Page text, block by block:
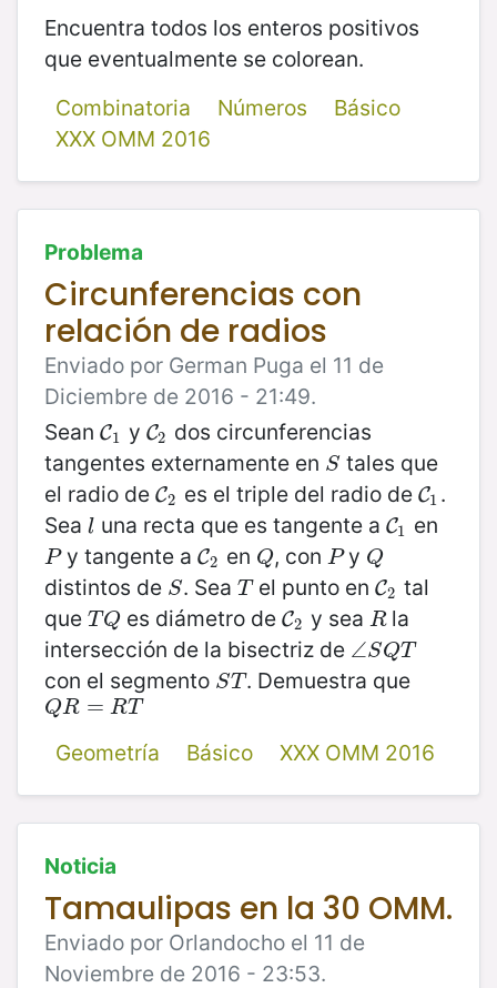
Encuentra todos los enteros positivos
que eventualmente se colorean.
Combinatoria
Números
Básico
XXX OMM 2016
Problema
Circunferencias con
relación de radios
Enviado por German Puga el 11 de
Diciembre de 2016 - 21:49.
Sean C1
C1 y C2
C2 dos circunferencias
tangentes externamente en S
S tales que
el radio de C2
C2 es el triple del radio de C1
C1.
Sea l
l una recta que es tangente a C1
C1 en
P
Py tangente a C2
C2 en Q
Q, con P
Py Q
Q
distintos de S
S. SeaT
Tel punto enC2
C2tal
que T Q
TQ es diámetro de C2
C2 y sea R
Rla
intersección de la bisectriz de ∠SQT
∠SQT
con el segmento ST
ST. Demuestra que
Q R = RT
QR=RT
Geometría
Básico XXX OMM 2016
Noticia
Tamaulipas en la 30 OMM.
Enviado por Orlandocho el 11 de
Noviembre de 2016 - 23:53.